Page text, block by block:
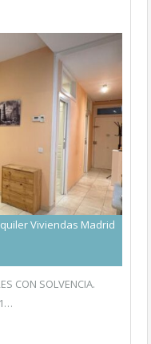
Viviendas Madrid
CON SOLVENCIA.